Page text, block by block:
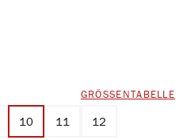
GRÖSSENTABELLE
10 11 12